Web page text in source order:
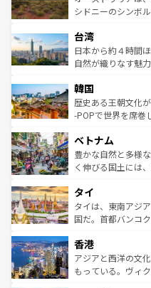
しみながら、その
ならではの贅沢な旅のスタイル
情報はコンテンツ
おすすめ。エメラ
れるおもてなしの
人々、おいしいロ
ク、伝統的なフラ
ワイを、存分に味わってほしい。
はコンテンツ一覧
シドニーのシンボ
リアリーフや大陸
ク）、タスマニア
ど、見どころがた
いる。アクティビ
ビング、ハイキン
い。オーストラリ
参照してほしい。
台湾
日本から約４時間
自然が織りなす魅
ン）、静ひつな山
と山間の静けさが
驚きをもたらして
容にもいいと評判
が味わえ
照してほしい。
韓国
歴史ある王朝文化
-POPで世界を席巻
き、地方に足を延
できる。そして、
まで、さまざまな
リティに包まれな
覧を参照してほし
ベトナム
豊かな自然と多様
く伸びる国土には
急速な発展と共に
ーチミン市のフラ
醸し出している。
とつ。フォーやバ
ひ現地で味わいた
が旅行者を迎えて
タイ
タイは、東南アジ
国だ。首都バンコ
の活気が交差して
帯で自然と触れ合
いビーチでリゾー
香港
アジアと西洋の文
もっている。ヴィ